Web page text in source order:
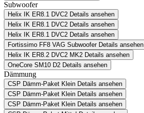
Subwoofer
Helix IK ER8.1 DVC2 Details ansehen
Helix IK ER8.1 DVC2 Details ansehen
Helix IK ER8.1 DVC2 Details ansehen
Fortissimo FF8 VAG Subwoofer Details ansehen
Helix IK ER8.2 DVC2 MK2 Details ansehen
OneCore SM10 D2 Details ansehen
Dämmung
CSP Dämm-Paket Klein Details ansehen
CSP Dämm-Paket Klein Details ansehen
CSP Dämm-Paket Klein Details ansehen